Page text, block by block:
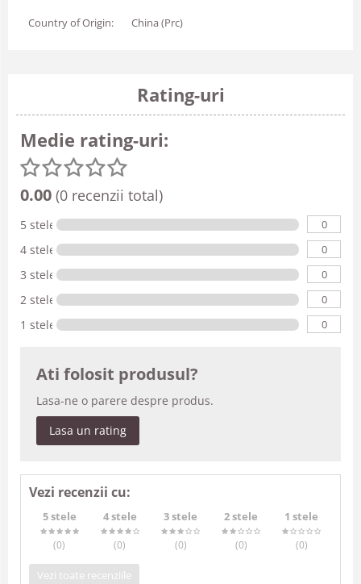
Country of Origin: China (Prc)
Rating-uri
Medie rating-uri:
0.00 (0 recenzii total)
5 stele 0
4 stele 0
3 stele 0
2 stele 0
1 stele 0
Ati folosit produsul?
Lasa-ne o parere despre produs.
Lasa un rating
Vezi recenzii cu:
5 stele
(0)
4 stele
(0)
3 stele
(0)
2 stele
(0)
1 stele
(0)
Vezi toate recenziile